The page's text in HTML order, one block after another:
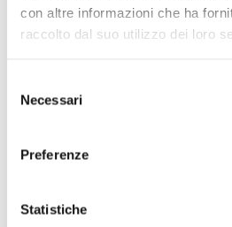
con altre informazioni che ha
raccolto dal suo utilizzo dei loro
delNecessari
Preferenze
Statistiche
Francesco
Marco Giani,